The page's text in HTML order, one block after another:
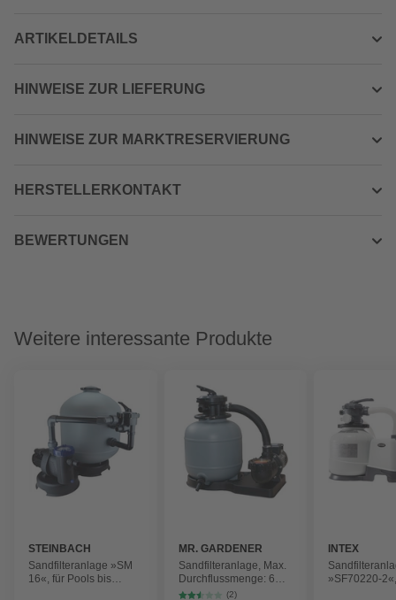
ARTIKELDETAILS
HINWEISE ZUR LIEFERUNG
HINWEISE ZUR MARKTRESERVIERUNG
HERSTELLERKONTAKT
BEWERTUNGEN
Weitere interessante Produkte
STEINBACH
Sandfilteranlage »SM
16«, für Pools bis
MR. GARDENER
Sandfilteranlage, Max.
Durchflussmenge: 6
m³/h
(2)
INTEX
»SF70220-